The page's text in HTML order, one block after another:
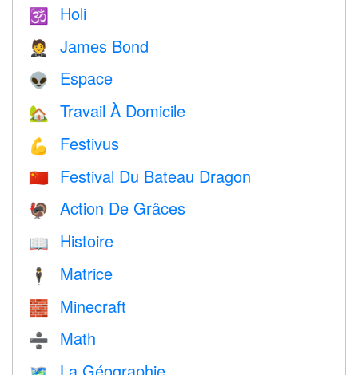
🕉 Holi
🤵 James Bond
👽 Espace
🏡 Travail À Domicile
💪 Festivus
🇨🇳 Festival Du Bateau Dragon
🦃 Action De Grâces
📖 Histoire
🕴️ Matrice
🧱 Minecraft
➗ Math